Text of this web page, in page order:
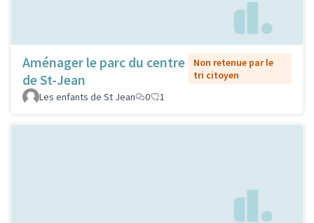
Aménager le parc du centre
de St-Jean
Non retenue par le
tri citoyen
Les enfants de St Jean
0 1